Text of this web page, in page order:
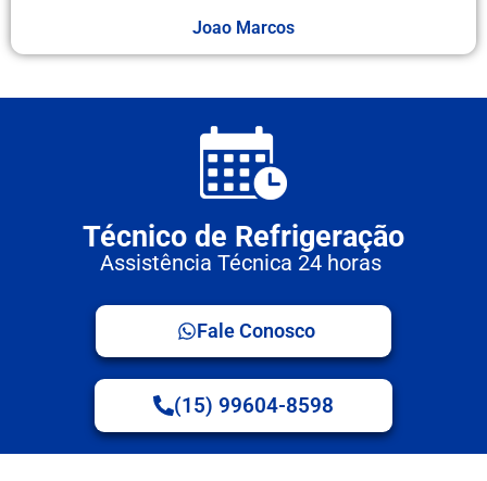
Joao Marcos
Técnico de Refrigeração
Assistência Técnica 24 horas
Fale Conosco
(15) 99604-8598